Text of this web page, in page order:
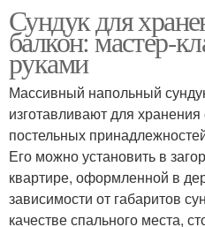
Сундук для
балкон: мастер-
руками
Массивный напольный
изготавливают для
постельных
Его можно установить в
квартире, оформленной в
зависимости от габаритов
качестве спального места,